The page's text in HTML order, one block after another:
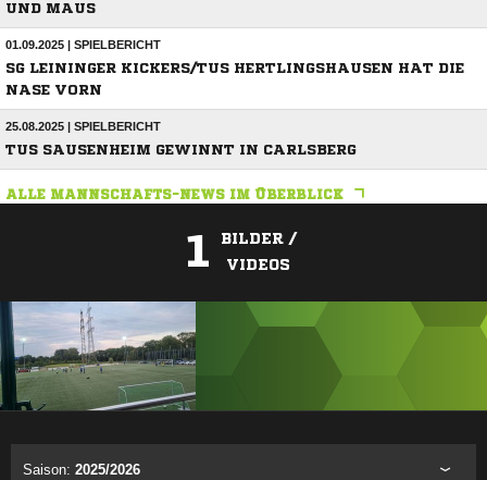
UND MAUS
01.09.2025 | SPIELBERICHT
SG LEININGER KICKERS/TUS HERTLINGSHAUSEN HAT DIE
NASE VORN
25.08.2025 | SPIELBERICHT
TUS SAUSENHEIM GEWINNT IN CARLSBERG
ALLE MANNSCHAFTS-NEWS IM ÜBERBLICK
1
BILDER /
VIDEOS
Saison: 2025/2026